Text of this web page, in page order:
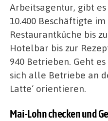
Arbeitsagentur, gibt
10.400 Beschäftigte
Restaurantküche bis
Hotelbar bis zur
940 Betrieben. Geht
sich alle Betriebe an
Latte‘ orientieren.
Mai-Lohn checken und